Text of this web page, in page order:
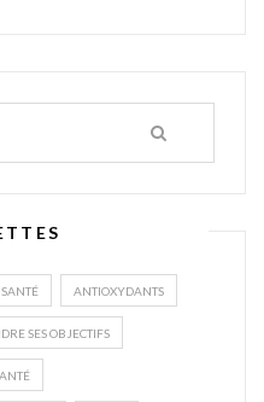
ANTIOXYDANTS
SES OBJECTIFS